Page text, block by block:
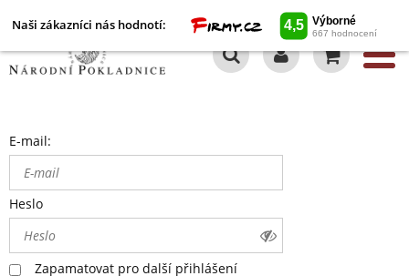
Naši zákazníci nás hodnotí:
E-mail:
Heslo
Zapamatovat pro další přihlášení